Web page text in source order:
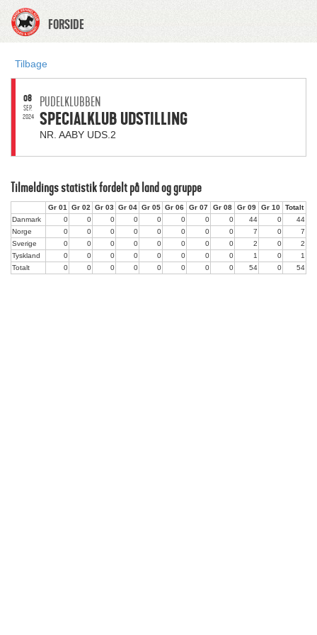
FORSIDE
Tilbage
08
SEP.
2024
PUDELKLUBBEN
SPECIALKLUB UDSTILLING
NR. AABY UDS.2
Tilmeldings statistik fordelt på land og gruppe
Gr 01 Gr 02 Gr 03 Gr 04 Gr 05 Gr 06 Gr 07 Gr 08 Gr 09 Gr 10
Totalt
Danmark
0 0 0 0 0 0 0 0 44 0
44
Norge
0 0 0 0 0 0 0 0 7 0
7
Sverige
0 0 0 0 0 0 0 0 2 0
2
Tyskland
0 0 0 0 0 0 0 0 1 0
1
Totalt
0 0 0 0 0 0 0 0 54 0 54